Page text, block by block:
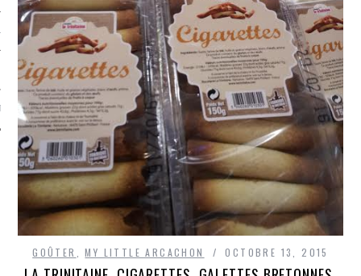
ARCACHON
GOÛTER ,MY LITTLE ARCACHON OCTOBRE 13, 2015